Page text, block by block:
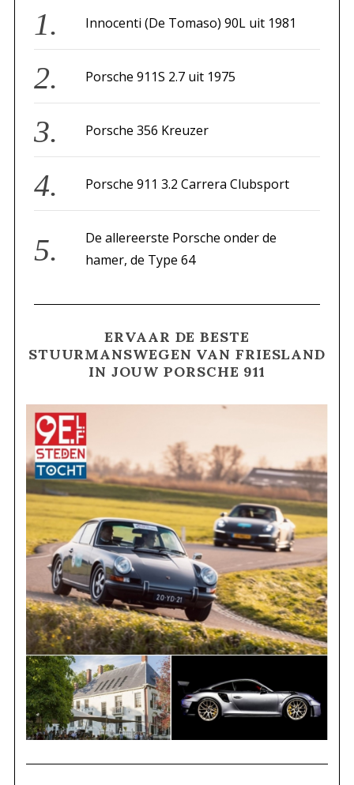
f
o
:
Innocenti (De Tomaso) 90L uit 1981
Porsche 911S 2.7 uit 1975
Porsche 356 Kreuzer
Porsche 911 3.2 Carrera Clubsport
De allereerste Porsche onder de
hamer, de Type 64
ERVAAR DE BESTE
STUURMANSWEGEN VAN FRIESLAND
IN JOUW PORSCHE 911